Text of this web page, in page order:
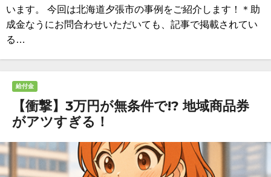
います。 今回は北海道夕張市の事例をご紹介します！＊助
成金なうにお問合わせいただいても、記事で掲載されてい
る…
給付金
【衝撃】3万円が無条件で!? 地域商品券
がアツすぎる！